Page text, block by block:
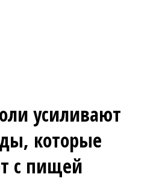
усиливают
которые
с пищей